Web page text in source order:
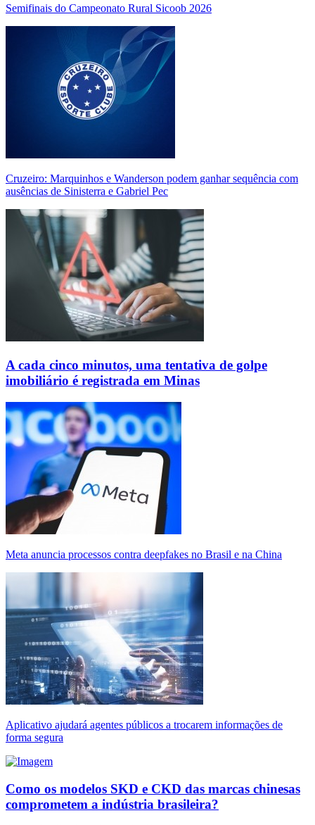
Semifinais do Campeonato Rural Sicoob 2026
Cruzeiro: Marquinhos e Wanderson podem ganhar sequência com
ausências de Sinisterra e Gabriel Pec
A cada cinco minutos, uma tentativa de golpe
imobiliário é registrada em Minas
Meta anuncia processos contra deepfakes no Brasil e na China
Aplicativo ajudará agentes públicos a trocarem informações de
forma segura
Como os modelos SKD e CKD das marcas chinesas
comprometem a indústria brasileira?